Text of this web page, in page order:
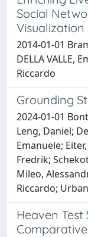
Social
Visualization
2014-01-01
DELLA VALLE,
Riccardo
Grounding
2024-01-01
Leng, Daniel;
Emanuele;
Fredrik;
Mileo,
Riccardo;
Heaven Test
Comparative